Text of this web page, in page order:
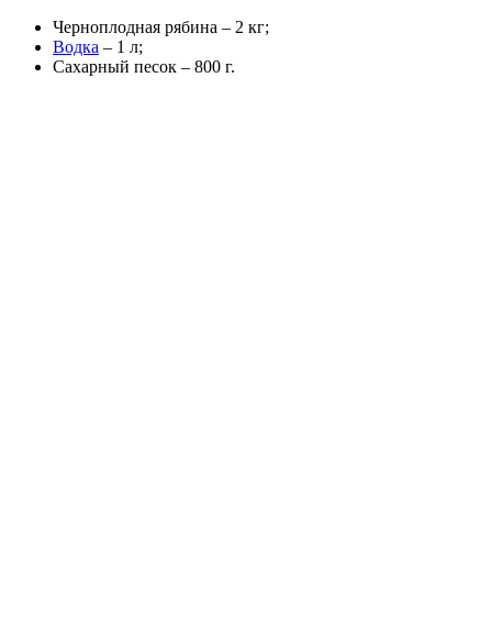
Черноплодная рябина – 2 кг;
Водка – 1 л;
Сахарный песок – 800 г.